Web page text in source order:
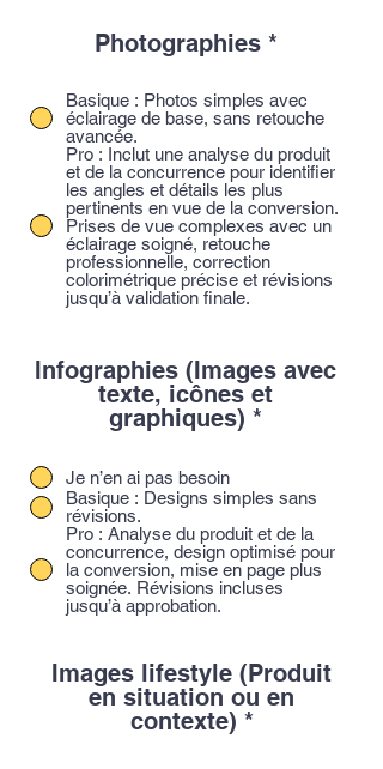
Photographies *
Basique : Photos simples avec
éclairage de base, sans retouche
avancée.
Pro : Inclut une analyse du produit
et de la concurrence pour identifier
les angles et détails les plus
pertinents en vue de la conversion.
Prises de vue complexes avec un
éclairage soigné, retouche
professionnelle, correction
colorimétrique précise et révisions
jusqu’à validation finale.
Infographies (Images avec
texte, icônes et
graphiques) *
Je n’en ai pas besoin
Basique : Designs simples sans
révisions.
Pro : Analyse du produit et de la
concurrence, design optimisé pour
la conversion, mise en page plus
soignée. Révisions incluses
jusqu’à approbation.
Images lifestyle (Produit
en situation ou en
contexte) *